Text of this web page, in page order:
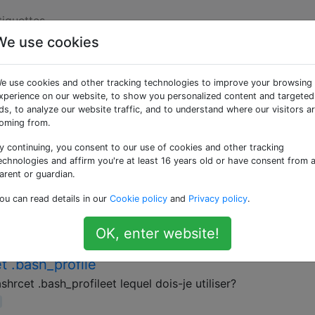
«bash»
de type Unix du projet GNU.
$ man source No manual entry for source $
source: usage: source filename [arguments] Il
il pas de documentation à ce sujet dans Ubuntu? Qu'est
.bash_profile
.bash_profileet lequel dois-je utiliser?
use cookies
use cookies and other tracking technologies to improve your browsing
on our website, to show you personalized content and targeted
to analyze our website traffic, and to understand where our visitors
from.
continuing, you consent to our use of cookies and other tracking
and affirm you're at least 16 years old or have consent from a
or guardian.
can read details in our Cookie policy and Privacy policy.
OK, enter website!